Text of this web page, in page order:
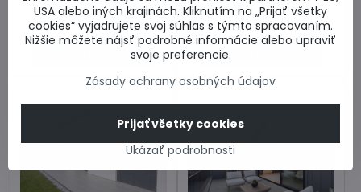
Skladom u dodávateľa
8,63 €
Skladom u dodávateľa
12,62 €
USA alebo iných krajinách. Kliknutím na „Prijať všetky
cookies“ vyjadrujete svoj súhlas s týmto spracovaním.
Nižšie môžete nájsť podrobné informácie alebo upraviť
svoje preferencie.
Zásady ochrany osobných údajov
Ukázať podrobnosti
Prijať všetky cookies